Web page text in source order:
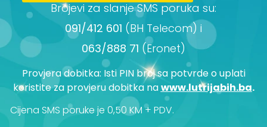
Brojevi za slanje SMS poruka su:
091/412 601 (BH Telecom) i
063/888 71 (Eronet)
Provjera dobitka: Isti PIN broj sa potvrde o uplati
koristite za provjeru dobitka nawww.lutrijabih.ba.
Cijena SMS poruke je 0,50 KM + PDV.